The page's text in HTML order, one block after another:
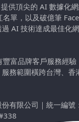
供頂尖的 AI 數據化
單，以及破億筆
AI 技術達成最佳化
富品牌客戶服務經
務範圍橫跨台灣、
有限公司 ｜ 統一編號